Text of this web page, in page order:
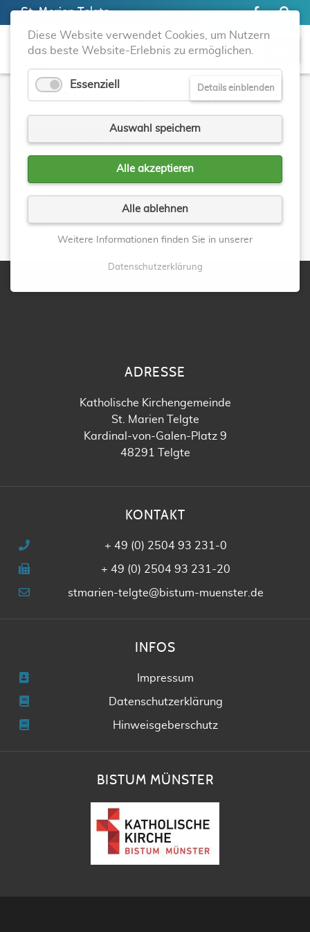
St. Marien Telgte
GEISTLICHER ABEND
19.03.2026, 19:00
St. Anna
Zurück
ADRESSE
Katholische Kirchengemeinde
St. Marien Telgte
Kardinal-von-Galen-Platz 9
48291 Telgte
KONTAKT
+ 49 (0) 2504 93 231-0
+ 49 (0) 2504 93 231-20
stmarien-telgte@bistum-muenster.de
INFOS
Impressum
Datenschutzerklärung
Hinweisgeberschutz
BISTUM MÜNSTER
Diese Website verwendet Cookies, um Nutzern
das beste Website-Erlebnis zu ermöglichen.
Essenziell Details einblenden
Auswahl speichern
Alle akzeptieren
Alle ablehnen
Weitere Informationen finden Sie in unserer
Datenschutzerklärung